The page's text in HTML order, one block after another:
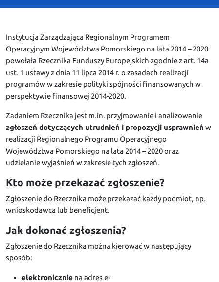
Instytucja Zarządzająca Regionalnym Programem
Operacyjnym Województwa Pomorskiego na lata 2014 – 2020
powołała Rzecznika Funduszy Europejskich zgodnie z art. 14a
ust. 1 ustawy z dnia 11 lipca 2014 r. o zasadach realizacji
programów w zakresie polityki spójności finansowanych w
perspektywie finansowej 2014-2020.
Zadaniem Rzecznika jest m.in. przyjmowanie i analizowanie
zgłoszeń dotyczących utrudnień i propozycji usprawnień w
realizacji Regionalnego Programu Operacyjnego
Województwa Pomorskiego na lata 2014 – 2020 oraz
udzielanie wyjaśnień w zakresie tych zgłoszeń.
Kto może przekazać zgłoszenie?
Zgłoszenie do Rzecznika może przekazać każdy podmiot, np.
wnioskodawca lub beneficjent.
Jak dokonać zgłoszenia?
Zgłoszenie do Rzecznika można kierować w następujący
sposób:
elektronicznie na adres e-